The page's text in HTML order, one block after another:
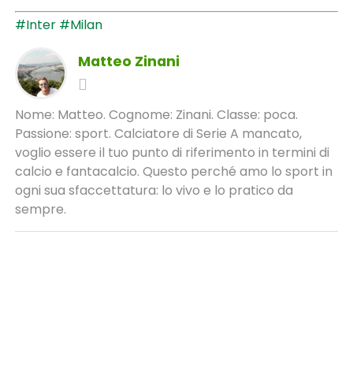
#Inter #Milan
Matteo Zinani
Nome: Matteo. Cognome: Zinani. Classe: poca.
Passione: sport. Calciatore di Serie A mancato,
voglio essere il tuo punto di riferimento in termini di
calcio e fantacalcio. Questo perché amo lo sport in
ogni sua sfaccettatura: lo vivo e lo pratico da
sempre.